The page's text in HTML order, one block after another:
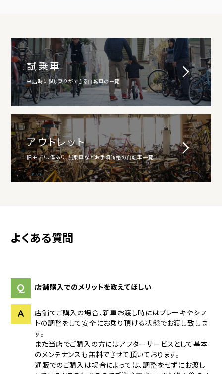
試乗車
来店時に試し乗りができる自転車の一覧
アウトレット
旧モデル、傷あり、試乗車などお手頃価格の自転車一覧
よくある質問
Q 店舗購入でのメリットを教えてほしい
A
店舗でご購入の場合、新車お渡し時にはブレーキやシフ
トの調整をして安全にお乗り頂ける状態でお渡し致しま
す。
また当店でご購入の方にはアフターサービスとして基本
のメンテナンスも無料でさせて頂いております。
通販でのご購入は場合によっては、調整をせずにお渡し